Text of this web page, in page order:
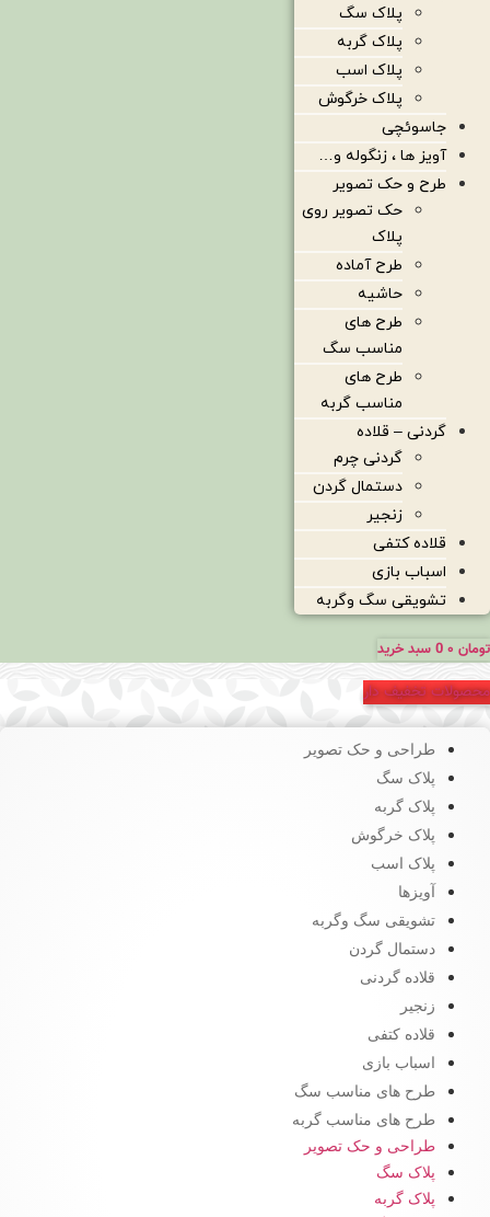
پلاک سگ
پلاک گربه
پلاک اسب
پلاک خرگوش
جاسوئچی
آویز ها ، زنگوله و…
طرح و حک تصویر
حک تصویر روی
پلاک
طرح آماده
حاشیه
طرح های
مناسب سگ
طرح های
مناسب گربه
گردنی – قلاده
گردنی چرم
دستمال گردن
زنجیر
قلاده کتفی
اسباب بازی
تشویقی سگ وگربه
تومان 0 سبد خرید
محصولات تخفیف دار
طراحی و حک تصویر
پلاک سگ
پلاک گربه
پلاک خرگوش
پلاک اسب
آویزها
تشویقی سگ وگربه
دستمال گردن
قلاده گردنی
زنجیر
قلاده کتفی
اسباب بازی
طرح های مناسب سگ
طرح های مناسب گربه
طراحی و حک تصویر
پلاک سگ
پلاک گربه